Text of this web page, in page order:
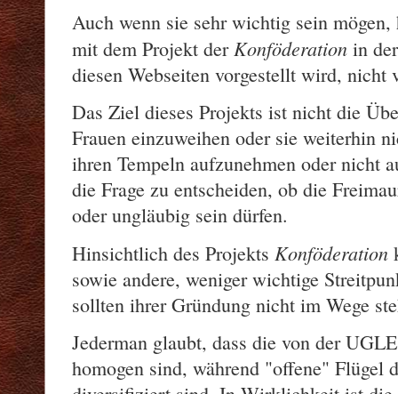
Auch wenn sie sehr wichtig sein mögen,
mit dem Projekt derKonföderation in
diesen Webseiten vorgestellt wird, nicht
Das Ziel dieses Projekts ist nicht die
Frauen einzuweihen oder sie weiterhin
ihren Tempeln aufzunehmen oder nicht
die Frage zu entscheiden, ob die
oder ungläubig sein dürfen.
Hinsichtlich des Projekts Konföderation
sowie andere, weniger wichtige
sollten ihrer Gründung nicht im Wege
Jederman glaubt, dass die von der
homogen sind, während "offene" Flügel